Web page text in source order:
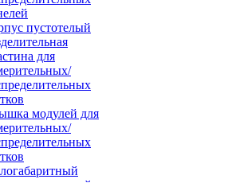
пустотелый
для
модулей для